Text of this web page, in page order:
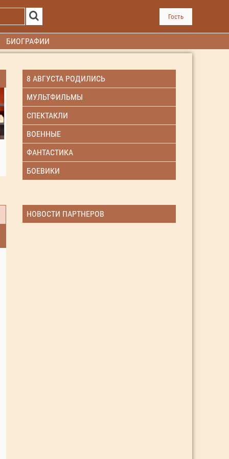
Гость
БИОГРАФИИ
8 АВГУСТА РОДИЛИСЬ
МУЛЬТФИЛЬМЫ
СПЕКТАКЛИ
ВОЕННЫЕ
ФАНТАСТИКА
БОЕВИКИ
НОВОСТИ ПАРТНЕРОВ